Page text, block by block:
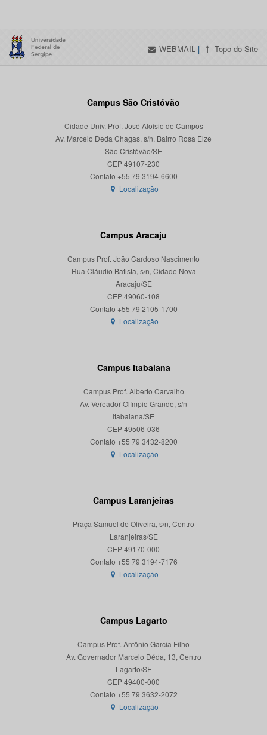
WEBMAIL | Topo do Site
Campus São Cristóvão
Cidade Univ. Prof. José Aloísio de Campos
Av. Marcelo Deda Chagas, s/n, Bairro Rosa Elze
São Cristóvão/SE
CEP 49107-230
Localização
Campus Aracaju
Campus Prof. João Cardoso Nascimento
Rua Cláudio Batista, s/n, Cidade Nova
Aracaju/SE
CEP 49060-108
Localização
Campus Itabaiana
Campus Prof. Alberto Carvalho
Av. Vereador Olímpio Grande, s/n
Itabaiana/SE
CEP 49506-036
Localização
Campus Laranjeiras
Praça Samuel de Oliveira, s/n, Centro
Laranjeiras/SE
CEP 49170-000
Localização
Campus Lagarto
Campus Prof. Antônio Garcia Filho
Av. Governador Marcelo Déda, 13, Centro
Lagarto/SE
CEP 49400-000
Localização